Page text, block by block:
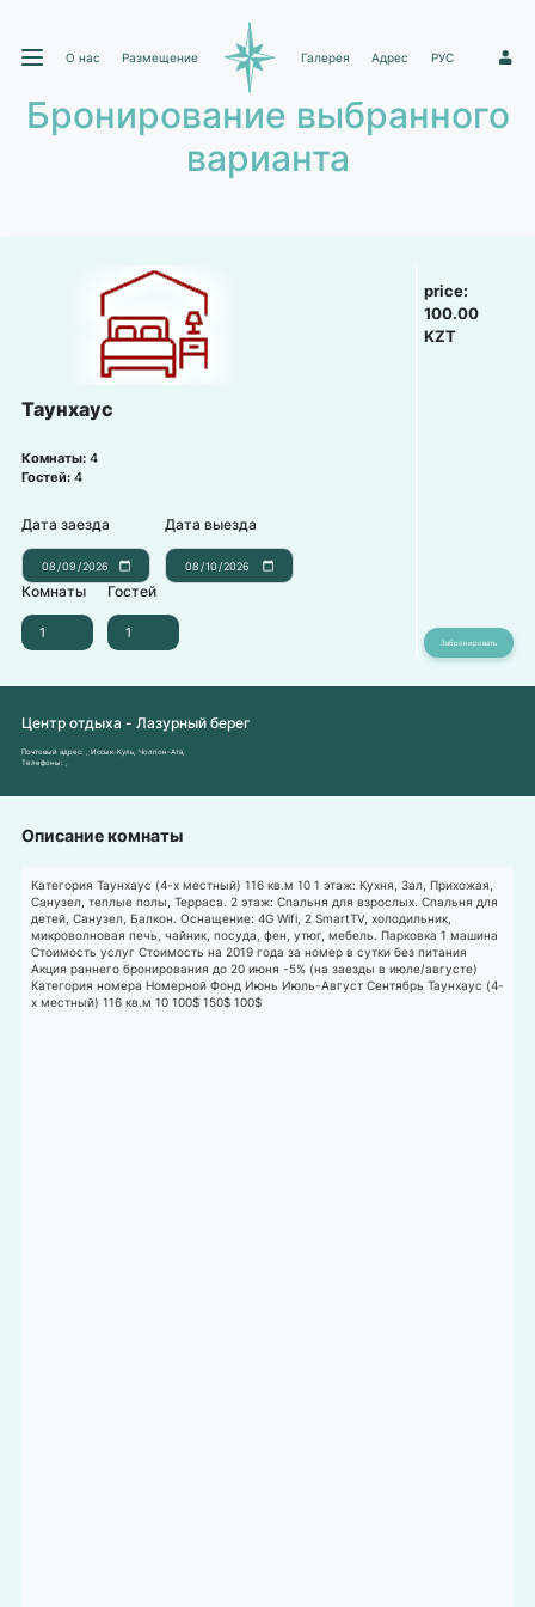
О нас Размещение Галерея Адрес РУС 1
Бронирование выбранного
варианта
Таунхаус
Комнаты: 4
Гостей: 4
Дата заезда Дата выезда
Комнаты Гостей
price:
100.00
KZT
Центр отдыха - Лазурный берег
Почтовый адрес:
, Иссык-Куль, Чолпон-Ата,
Телефоны:
Описание комнаты